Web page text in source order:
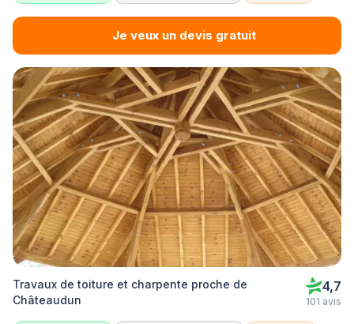
Je veux un devis gratuit
Travaux de toiture et charpente proche de
Châteaudun
4,7
101 avis